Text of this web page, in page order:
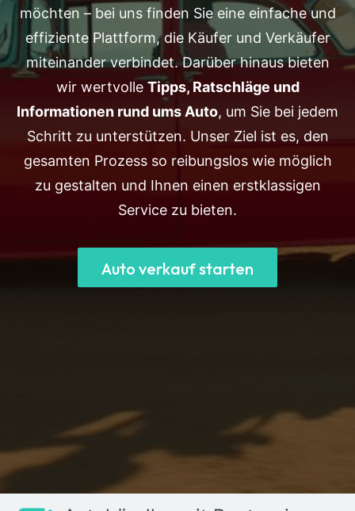
möchten – bei uns finden Sie eine einfache und
effiziente Plattform, die Käufer und Verkäufer
miteinander verbindet. Darüber hinaus bieten
wir wertvolle Tipps, Ratschläge und
Informationen rund ums Auto, um Sie bei jedem
Schritt zu unterstützen. Unser Ziel ist es, den
gesamten Prozess so reibungslos wie möglich
zu gestalten und Ihnen einen erstklassigen
Service zu bieten.
Auto verkauf starten